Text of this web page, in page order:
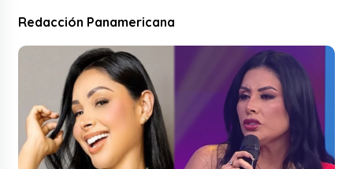
Redacción Panamericana